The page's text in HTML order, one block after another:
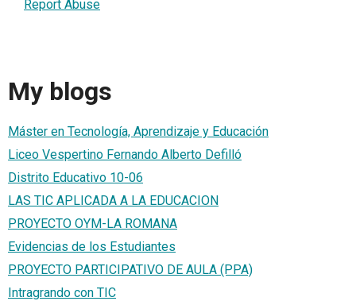
Report Abuse
My blogs
Máster en Tecnología, Aprendizaje y Educación
Liceo Vespertino Fernando Alberto Defilló
Distrito Educativo 10-06
LAS TIC APLICADA A LA EDUCACION
PROYECTO OYM-LA ROMANA
Evidencias de los Estudiantes
PROYECTO PARTICIPATIVO DE AULA (PPA)
Intragrando con TIC